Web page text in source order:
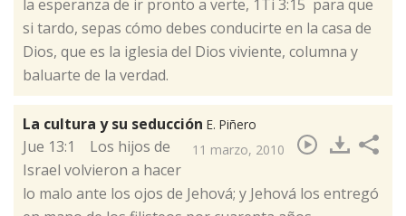
la esperanza de ir pronto a verte, 1Ti 3:15 para que
si tardo, sepas cómo debes conducirte en la casa de
Dios, que es la iglesia del Dios viviente, columna y
baluarte de la verdad.
La cultura y su seducción E. Piñero
11 marzo, 2010
​Jue 13:1 Los hijos de
Israel volvieron a hacer
lo malo ante los ojos de Jehová; y Jehová los entregó